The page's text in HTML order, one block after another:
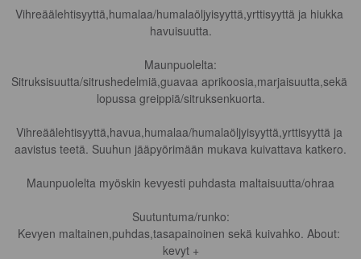
Vihreäälehtisyyttä,humalaa/humalaöljyisyyttä,yrttisyyttä ja hiukka
havuisuutta.
Maunpuolelta:
Sitruksisuutta/sitrushedelmiä,guavaa aprikoosia,marjaisuutta,sekä
lopussa greippiä/sitruksenkuorta.
Vihreäälehtisyyttä,havua,humalaa/humalaöljyisyyttä,yrttisyyttä ja
aavistus teetä. Suuhun jääpyörimään mukava kuivattava katkero.
Maunpuolelta myöskin kevyesti puhdasta maltaisuutta/ohraa
Suutuntuma/runko:
Kevyen maltainen,puhdas,tasapainoinen sekä kuivahko. About:
kevyt +